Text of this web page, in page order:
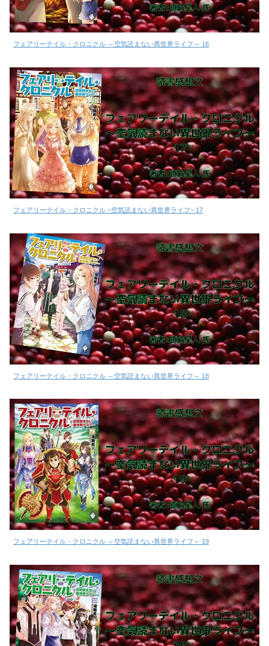
フェアリーテイル・クロニクル ～空気読まない異世界ライフ～ 16
フェアリーテイル・クロニクル ~空気読まない異世界ライフ~ 17
フェアリーテイル・クロニクル ～空気読まない異世界ライフ～ 18
フェアリーテイル・クロニクル ～空気読まない異世界ライフ～ 19